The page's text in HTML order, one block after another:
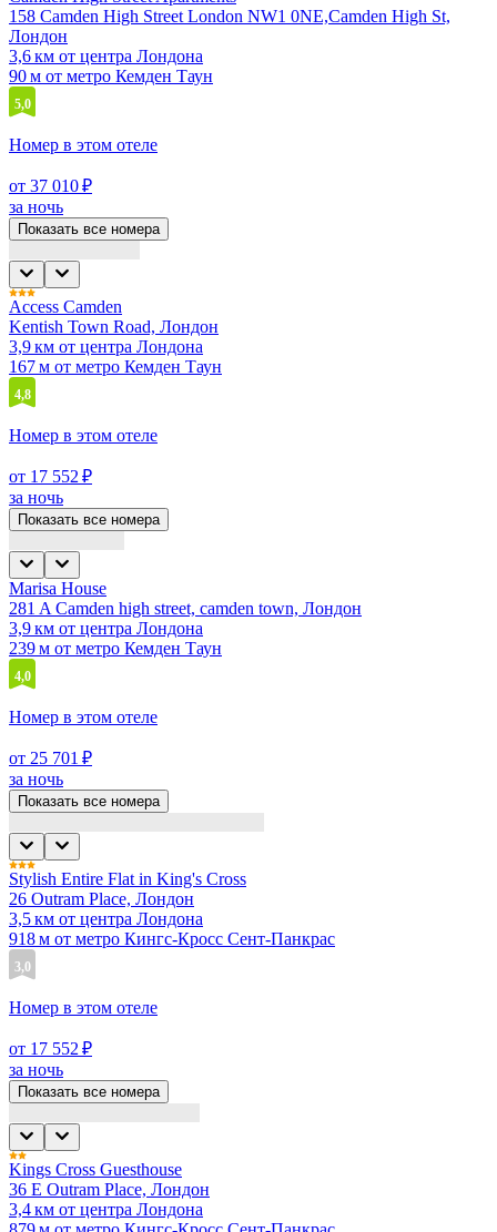
158 Camden High Street London NW1 0NE,Camden High St,
Лондон
3,6 км от центра Лондона
90 м от метро Кемден Таун
5,0
Номер в этом отеле
от 37 010 ₽
за ночь
Показать все номера
Access Camden
Kentish Town Road, Лондон
3,9 км от центра Лондона
167 м от метро Кемден Таун
4,8
Номер в этом отеле
от 17 552 ₽
за ночь
Показать все номера
Marisa House
281 A Camden high street, camden town, Лондон
3,9 км от центра Лондона
239 м от метро Кемден Таун
4,0
Номер в этом отеле
от 25 701 ₽
за ночь
Показать все номера
Stylish Entire Flat in King's Cross
26 Outram Place, Лондон
3,5 км от центра Лондона
918 м от метро Кингс-Кросс Сент-Панкрас
3,0
Номер в этом отеле
от 17 552 ₽
за ночь
Показать все номера
Kings Cross Guesthouse
36 E Outram Place, Лондон
3,4 км от центра Лондона